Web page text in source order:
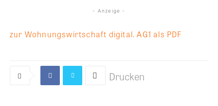
- Anzeige -
zur Wohnungswirtschaft digital. AG1 als PDF
Drucken